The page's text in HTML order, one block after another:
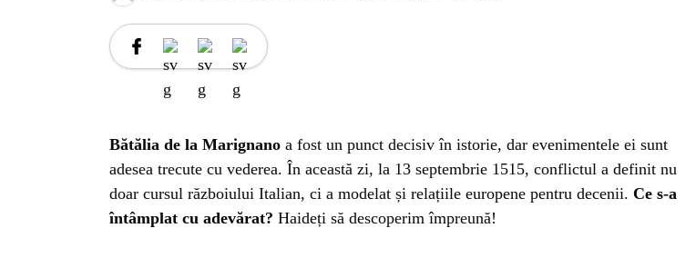
Bătălia de la Marignano a fost un punct decisiv în istorie, dar evenimentele ei sunt
adesea trecute cu vederea. În această zi, la 13 septembrie 1515, conflictul a definit nu
doar cursul războiului Italian, ci a modelat și relațiile europene pentru decenii. Ce s-a
întâmplat cu adevărat? Haideți să descoperim împreună!